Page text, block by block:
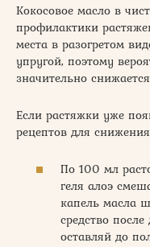
Кокосовое масло в
профилактики
места в разогретом
упругой, поэтому
значительно
Если растяжки уже
рецептов для
По 100 мл
геля алоэ
капель масла
средство
оставляй до